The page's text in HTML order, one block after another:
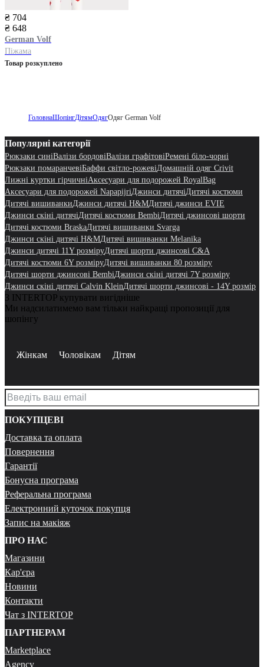
₴ 704
₴ 648
German Volf
Піжама
Товар розкуплено
ГоловнаШопінгДітямОдягОдяг German Volf
Популярні категорії
Рюкзаки синіВалізи бордовіВалізи графітовіРемені біло-чорні
Рюкзаки помаранчевіБаффи світло-рожевіДомашній одяг Crivit
Лижні куртки гірчичніАксесуари для подорожей RoyalBag
Аксесуари для подорожей NapapijriДжинси дитячіДитячі костюми
Дитячі вишиванкиДжинси дитячі H&MДитячі джинси EVIE
Джинси скіні дитячіДитячі костюми BembiДитячі джинсові шорти
Дитячі костюми BraskaДитячі вишиванки Svarga
Джинси скіні дитячі H&MДитячі вишиванки Melanika
Джинси дитячі 11Y розміруДитячі шорти джинсові C&A
Дитячі костюми 6Y розміруДитячі вишиванки 80 розміру
Дитячі шорти джинсові BembiДжинси скіні дитячі 7Y розміру
Джинси скіні дитячі Calvin KleinДитячі шорти джинсові - 14Y розмір
З INTERTOP купувати вигідніше
Ми надсилатимемо вам тільки найкращі пропозиції для
шопінгу
Жінкам Чоловікам Дітям
ПОКУПЦЕВІ
Доставка та оплата
Повернення
Гарантії
Бонусна програма
Реферальна програма
Електронний куточок покупця
Запис на макіяж
ПРО НАС
Магазини
Кар'єра
Новини
Контакти
Чат з INTERTOP
ПАРТНЕРАМ
Marketplace
Agency